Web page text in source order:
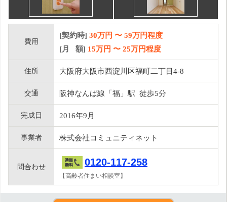
費用
[契約時] 30万円 〜 59万円程度
[月 額] 15万円 〜 25万円程度
住所 大阪府大阪市西淀川区福町二丁目4-8
交通 阪神なんば線「福」駅 徒歩5分
完成日 2016年9月
事業者 株式会社コミュニティネット
問合わせ 0120-117-258
【高齢者住まい相談室】